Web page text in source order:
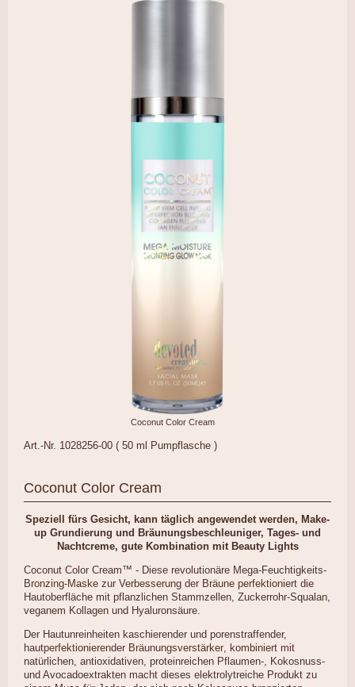
Coconut Color Cream
Art.-Nr. 1028256-00 ( 50 ml Pumpflasche )
Coconut Color Cream
Speziell fürs Gesicht, kann täglich angewendet werden, Make-
up Grundierung und Bräunungsbeschleuniger, Tages- und
Nachtcreme, gute Kombination mit Beauty Lights
Coconut Color Cream™ - Diese revolutionäre Mega-Feuchtigkeits-
Bronzing-Maske zur Verbesserung der Bräune perfektioniert die
Hautoberfläche mit pflanzlichen Stammzellen, Zuckerrohr-Squalan,
veganem Kollagen und Hyaluronsäure.
Der Hautunreinheiten kaschierender und porenstraffender,
hautperfektionierender Bräunungsverstärker, kombiniert mit
natürlichen, antioxidativen, proteinreichen Pflaumen-, Kokosnuss-
und Avocadoextrakten macht dieses elektrolytreiche Produkt zu